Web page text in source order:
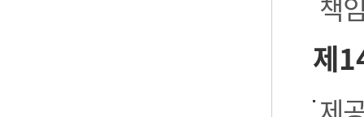
책
제